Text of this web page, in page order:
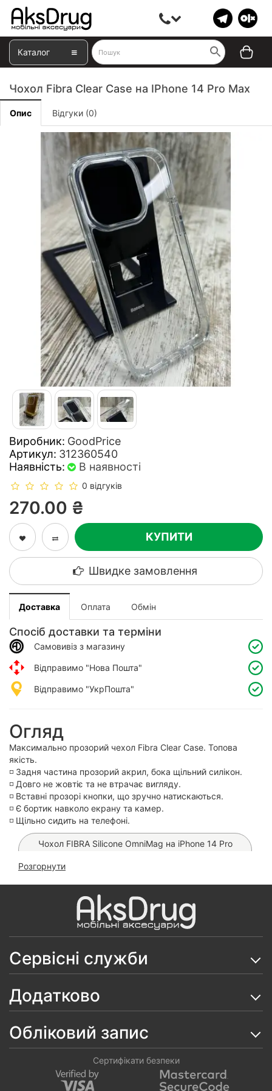
Каталог
Чохол Fibra Clear Case на IPhone 14 Pro Max
Опис Відгуки (0)
Виробник: GoodPrice
Артикул: 312360540
Наявність:
В наявності
0 відгуків
270.00 ₴
КУПИТИ
Швидке замовлення
Доставка Оплата Обмін
Спосіб доставки та терміни
Самовивіз з магазину
Відправимо "Нова Пошта"
Відправимо "УкрПошта"
Огляд
Максимально прозорий чехол Fibra Clear Case. Топова
якість.
◽️ Задня частина прозорий акрил, бока щільний силікон.
◽️ Довго не жовтіє та не втрачає вигляду.
◽️ Вставні прозорі кнопки, що зручно натискаються.
◽️ Є бортик навколо екрану та камер.
◽️ Щільно сидить на телефоні.
Чохол FIBRA Silicone OmniMag на iPhone 14 Pro
Чохол New Desing Case на iPhone 14 Pro Max
(Orange)
Чохол Leather Case на iPhone 14 Pro Max (Black)
Чохол Fibra Shock-Proof MagSafe на iPhone 14 Pro
Чохол Fibra Bling Side на iPhone 14 Pro Max
Чохол Carbon Style MagSafe PC на iPhone 14 Pro
Розгорнути
Сервісні служби
Додатково
Обліковий запис
Сертифікати безпеки